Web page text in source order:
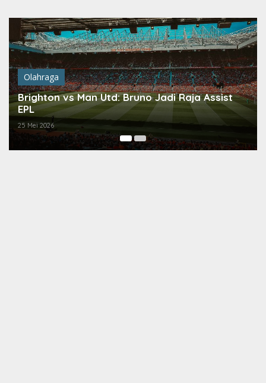
konten
Olahraga
Brighton vs Man Utd: Bruno Jadi Raja Assist
EPL
25 Mei 2026